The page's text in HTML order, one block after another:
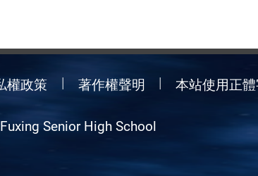
權政策 著作權聲明 本站使用正
Senior High School